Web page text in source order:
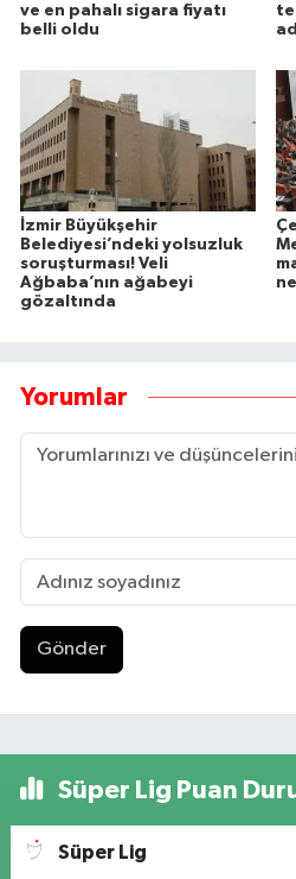
ve en pahalı sigara fiyatı
belli oldu
İzmir Büyükşehir
Belediyesi’ndeki yolsuzluk
soruşturması! Veli
Ağbaba’nın ağabeyi
gözaltında
Yorumlar
Gönder
Süper Lig Puan
Süper Lig